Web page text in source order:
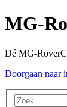
MG-
Dé MG-
Doorgaan naar